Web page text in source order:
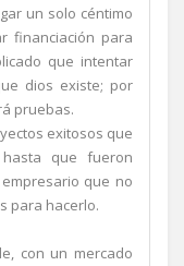
un solo céntimo
financiación para
que intentar
dios existe; por
pruebas.
exitosos que
que fueron
que no
para hacerlo.
con un mercado